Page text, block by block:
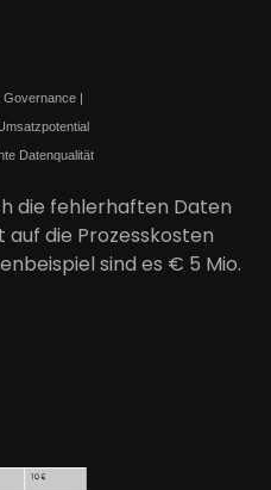
Governance |
Datenqualität
die fehlerhaften Daten
auf die Prozesskosten
sind es € 5 Mio.